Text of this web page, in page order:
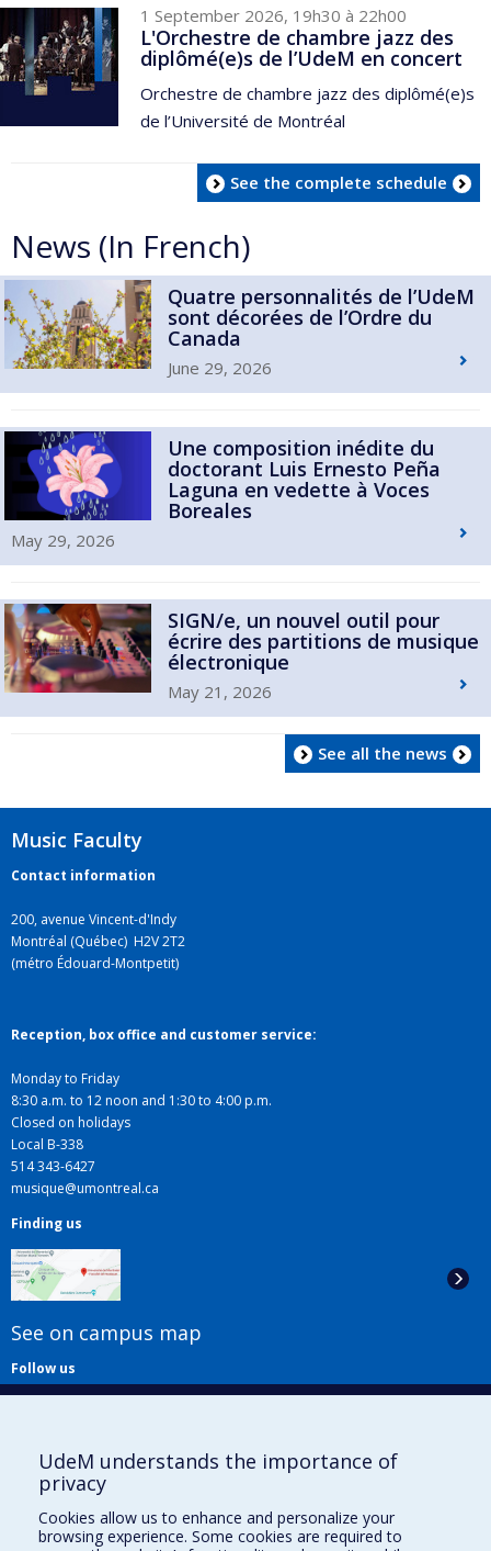
1 September 2026, 19h30 à 22h00
L'Orchestre de chambre jazz des
diplômé(e)s de l’UdeM en concert
Orchestre de chambre jazz des diplômé(e)s
de l’Université de Montréal
See the complete schedule
News (In French)
Quatre personnalités de l’UdeM
sont décorées de l’Ordre du
Canada
June 29, 2026
Une composition inédite du
doctorant Luis Ernesto Peña
Laguna en vedette à Voces
Boreales
May 29, 2026
SIGN/e, un nouvel outil pour
écrire des partitions de musique
électronique
May 21, 2026
See all the news
Music Faculty
Contact information
200, avenue Vincent-d'Indy
Montréal (Québec) H2V 2T2
(métro Édouard-Montpetit)
Reception, box office and customer service:
Monday to Friday
8:30 a.m. to 12 noon and 1:30 to 4:00 p.m.
Closed on holidays
Local B-338
514 343-6427
musique@umontreal.ca
Finding us
See on campus map
Follow us
Useful links
UdeM understands the importance of
privacy
Cookies allow us to enhance and personalize your
browsing experience. Some cookies are required to